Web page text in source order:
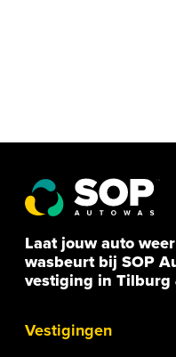
Laat jouw auto
wasbeurt bij SOP
vestiging in Tilburg
Vestigingen